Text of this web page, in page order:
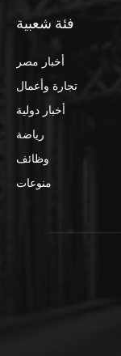
فئة شعبية
أخبار مصر
تجارة وأعمال
أخبار دولية
رياضة
وظائف
منوعات